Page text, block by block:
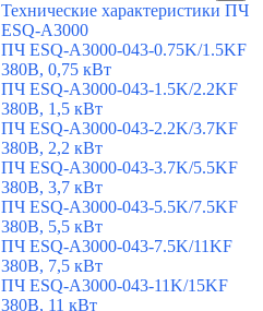
Технические характеристики ПЧ
ESQ-A3000
ПЧ ESQ-A3000-043-0.75K/1.5KF
380В, 0,75 кВт
ПЧ ESQ-A3000-043-1.5K/2.2KF
380В, 1,5 кВт
ПЧ ESQ-A3000-043-2.2K/3.7KF
380В, 2,2 кВт
ПЧ ESQ-A3000-043-3.7K/5.5KF
380В, 3,7 кВт
ПЧ ESQ-A3000-043-5.5K/7.5KF
380В, 5,5 кВт
ПЧ ESQ-A3000-043-7.5K/11KF
380В, 7,5 кВт
ПЧ ESQ-A3000-043-11K/15KF
380В, 11 кВт